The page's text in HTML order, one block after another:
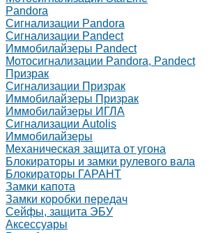
Pandora
Сигнализации Pandora
Сигнализации Pandect
Иммобилайзеры Pandect
Мотосигнализации Pandora, Pandect
Призрак
Сигнализации Призрак
Иммобилайзеры Призрак
Иммобилайзеры ИГЛА
Сигнализации Autolis
Иммобилайзеры
Механическая защита от угона
Блокираторы и замки рулевого вала
Блокираторы ГАРАНТ
Замки капота
Замки коробки передач
Сейфы, защита ЭБУ
Аксессуары